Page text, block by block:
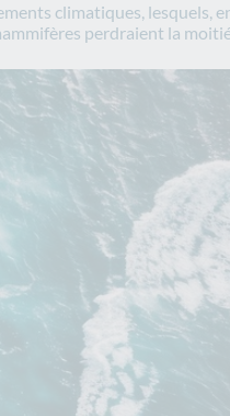
climatiques, lesquels,
perdraient la